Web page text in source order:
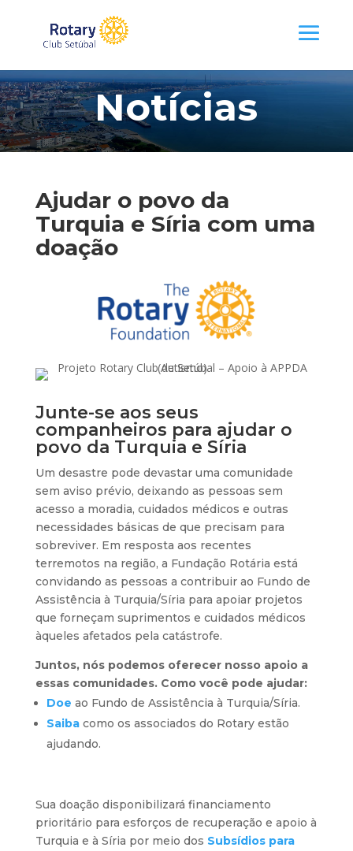
Notícias
Ajudar o povo da
Turquia e Síria com uma
doação
Junte-se aos seus
companheiros para ajudar o
povo da Turquia e Síria
Um desastre pode devastar uma comunidade
sem aviso prévio, deixando as pessoas sem
acesso a moradia, cuidados médicos e outras
necessidades básicas de que precisam para
sobreviver. Em resposta aos recentes
terremotos na região, a Fundação Rotária está
convidando as pessoas a contribuir ao Fundo de
Assistência à Turquia/Síria para apoiar projetos
que forneçam suprimentos e cuidados médicos
àqueles afetados pela catástrofe.
Juntos, nós podemos oferecer nosso apoio a
essas comunidades. Como você pode ajudar:
Doe ao Fundo de Assistência à Turquia/Síria.
Saibacomo os associados do Rotary estão
ajudando.
Sua doação disponibilizará financiamento
prioritário para esforços de recuperação e apoio à
Turquia e à Síria por meio dos Subsídios para